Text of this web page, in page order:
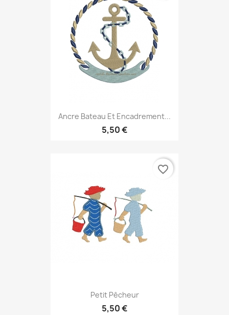
Ancre Bateau Et Encadrement...
5,50 €
Petit Pêcheur
5,50 €
favorite_border